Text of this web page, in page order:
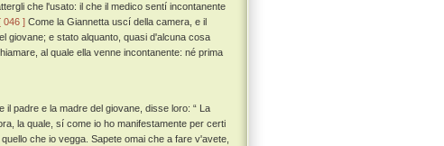
che l'usato: il che il medico sentí incontanente
046 ] Come la Giannetta uscí della camera, e il
giovane; e stato alquanto, quasi d'alcuna cosa
al quale ella venne incontanente: né prima
padre e la madre del giovane, disse loro: “ La
la quale, sí come io ho manifestamente per certi
che io vegga. Sapete omai che a fare v'avete,